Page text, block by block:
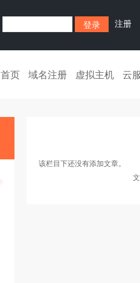
注册
首页 域名注册 虚拟主机 云
该栏目下还没有添加文章。